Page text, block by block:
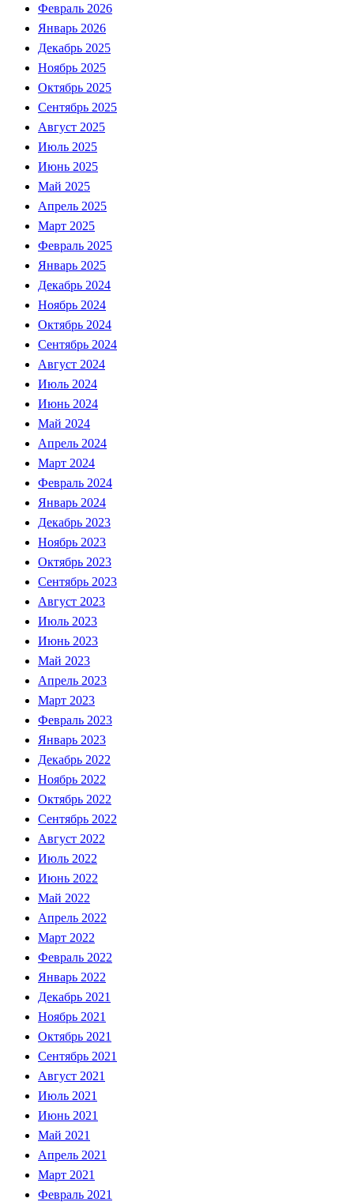
Февраль 2026
Январь 2026
Декабрь 2025
Ноябрь 2025
Октябрь 2025
Сентябрь 2025
Август 2025
Июль 2025
Июнь 2025
Май 2025
Апрель 2025
Март 2025
Февраль 2025
Январь 2025
Декабрь 2024
Ноябрь 2024
Октябрь 2024
Сентябрь 2024
Август 2024
Июль 2024
Июнь 2024
Май 2024
Апрель 2024
Март 2024
Февраль 2024
Январь 2024
Декабрь 2023
Ноябрь 2023
Октябрь 2023
Сентябрь 2023
Август 2023
Июль 2023
Июнь 2023
Май 2023
Апрель 2023
Март 2023
Февраль 2023
Январь 2023
Декабрь 2022
Ноябрь 2022
Октябрь 2022
Сентябрь 2022
Август 2022
Июль 2022
Июнь 2022
Май 2022
Апрель 2022
Март 2022
Февраль 2022
Январь 2022
Декабрь 2021
Ноябрь 2021
Октябрь 2021
Сентябрь 2021
Август 2021
Июль 2021
Июнь 2021
Май 2021
Апрель 2021
Март 2021
Февраль 2021